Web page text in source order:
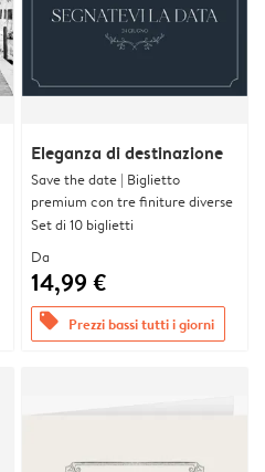
Eleganza di destinazione
Save the date | Biglietto
premium con tre finiture diverse
Set di 10 biglietti
Da
14,99 €
offers Prezzi bassi tutti i giorni